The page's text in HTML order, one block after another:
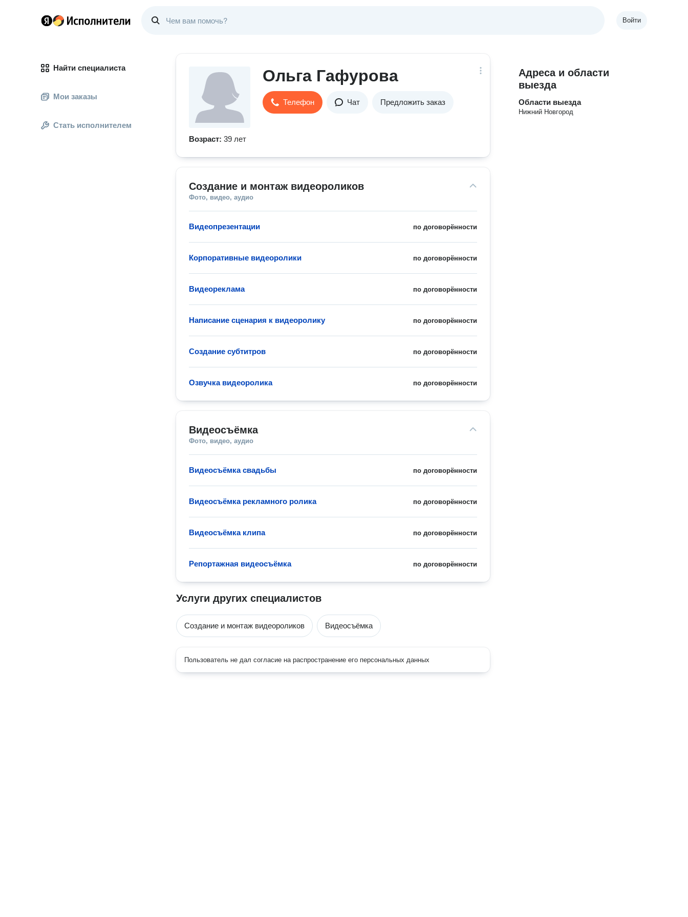
Войти
Найти специалиста
Мои заказы
Стать исполнителем
Oльга Гафурова
Телефон Чат Предложить заказ
Возраст: 39 лет
Создание и монтаж видеороликов
Фото, видео, аудио
по договорённости
Видеопрезентации
по договорённости
Корпоративные видеоролики
по договорённости
Видеореклама
по договорённости
Написание сценария к видеоролику
по договорённости
Создание субтитров
по договорённости
Озвучка видеоролика
Видеосъёмка
Фото, видео, аудио
по договорённости
Видеосъёмка свадьбы
по договорённости
Видеосъёмка рекламного ролика
по договорённости
Видеосъёмка клипа
по договорённости
Репортажная видеосъёмка
Услуги других специалистов
Создание и монтаж видеороликов Видеосъёмка
Пользователь не дал согласие на распространение его персональных данных
Адреса и области
выезда
Области выезда
Нижний Новгород